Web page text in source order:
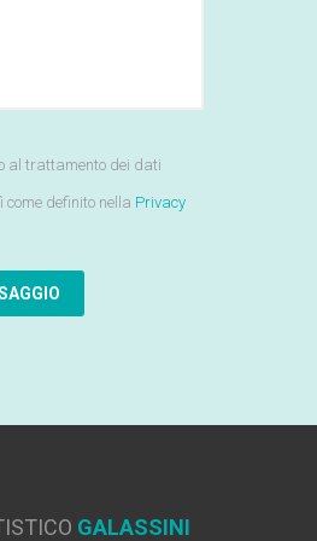
al trattamento dei dati
come definito nella Privacy
GALASSINI